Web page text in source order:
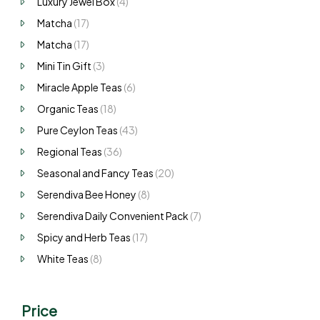
Matcha (17)
Matcha (17)
Mini Tin Gift (3)
Miracle Apple Teas (6)
Organic Teas (18)
Pure Ceylon Teas (43)
Regional Teas (36)
Seasonal and Fancy Teas (20)
Serendiva Bee Honey (8)
Serendiva Daily Convenient Pack (7)
Spicy and Herb Teas (17)
White Teas (8)
Price